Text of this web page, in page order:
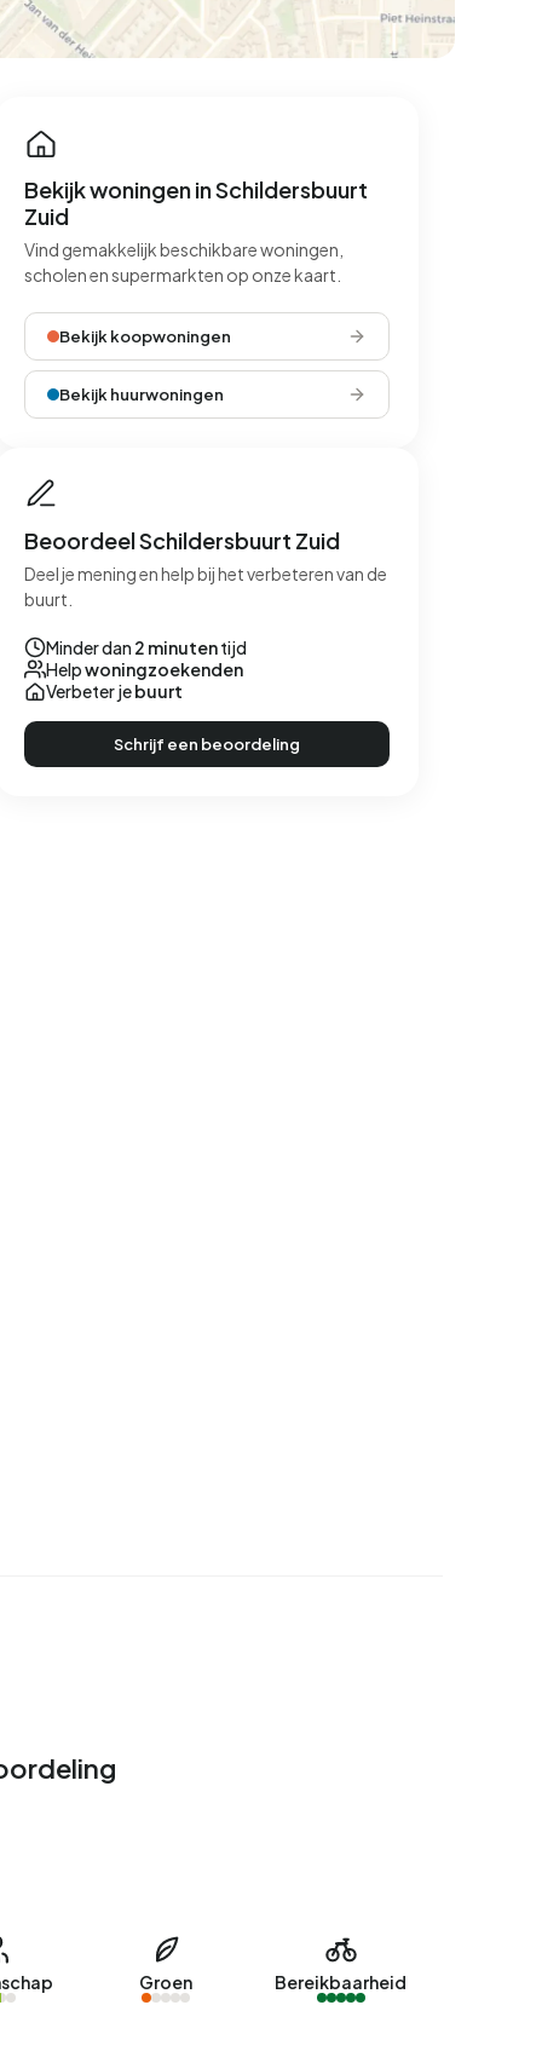
Bekijk woningen in Schildersbuurt
Zuid
Vind gemakkelijk beschikbare woningen,
scholen en supermarkten op onze kaart.
Bekijk koopwoningen
Bekijk huurwoningen
Beoordeel Schildersbuurt Zuid
Deel je mening en help bij het verbeteren van de
buurt.
Minder dan 2 minutentijd
Helpwoningzoekenden
Verbeter jebuurt
Schrijf een beoordeling
Groen Bereikbaarheid